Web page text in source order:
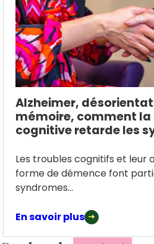
Alzheimer,
mémoire, comment
cognitive retarde les
Les troubles cognitifs et leur
forme de démence font
syndromes...
En savoir plus